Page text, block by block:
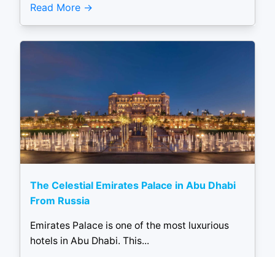
Read More
The Celestial Emirates Palace in Abu Dhabi
From Russia
Emirates Palace is one of the most luxurious
hotels in Abu Dhabi. This...